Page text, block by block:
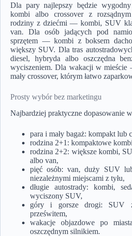
Dla pary najlepszy będzie wygodny
kombi albo crossover z
rodziny z dziećmi — kombi, SUV
van. Dla osób jadących pod
sprzętem — kombi z boksem
większy SUV. Dla tras
diesel, hybryda albo oszczędna
wyciszeniem. Dla wakacji w
mały crossover, którym łatwo
Prosty wybór bez marketingu
Najbardziej praktyczne dopasowanie
para i mały bagaż: kompakt lub
rodzina 2+1: kompaktowe
rodzina 2+2: większe kombi,
albo van,
pięć osób: van, duży SUV
niezależnymi miejscami z tyłu,
długie autostrady: kombi,
wyciszony SUV,
góry i gorsze drogi: SUV
prześwitem,
wakacje objazdowe po
oszczędnym silnikiem.